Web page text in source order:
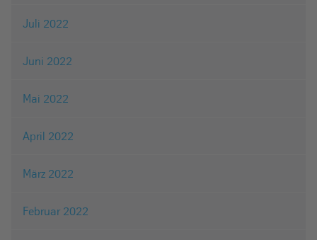
Juli 2022
Juni 2022
Mai 2022
April 2022
März 2022
Februar 2022